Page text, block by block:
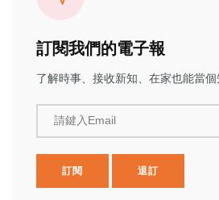
訂閱我們的電子報
了解時事、接收新知、在家也能當個
請鍵入Email
訂閱 退訂